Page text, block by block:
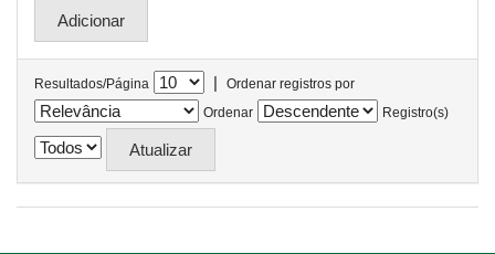
Resultados/Página |
Ordenar registros por
Ordenar
Registro(s)